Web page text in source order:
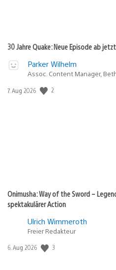
30 Jahre Quake: Neue Episode ab
Parker Wilhelm
Assoc. Content Manager,
Veröffentlichungsdatum:
7. Aug 2026 2
Onimusha: Way of the Sword –
spektakulärer Action
Ulrich Wimmeroth
Freier Redakteur
Veröffentlichungsdatum:
6. Aug 2026 3